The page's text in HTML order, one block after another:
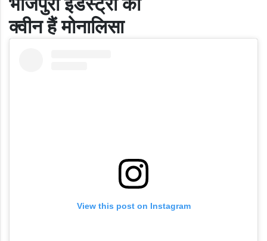
क्वीन हैं मोनालिसा
View this post on Instagram